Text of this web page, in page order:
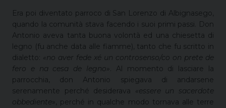
Era poi diventato parroco di San Lorenzo di Albignasego,
quando la comunità stava facendo i suoi primi passi. Don
Antonio aveva tanta buona volontà ed una chiesetta di
legno (fu anche data alle fiamme), tanto che fu scritto in
dialetto: «no aver fede xé un controsenso/co on prete de
fero e na cesa de legno»
. Al momento di lasciare la
parrocchia, don Antonio spiegava di andarsene
serenamente perché desiderava «essere un sacerdote
obbediente », perché in qualche modo tornava alle terre